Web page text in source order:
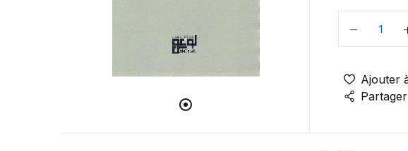
Quantité
Ajouter
Partager